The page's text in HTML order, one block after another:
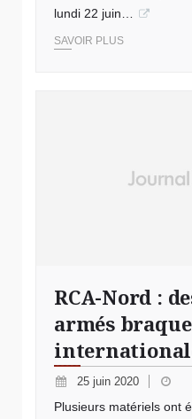
lundi 22 juin…
SAVOIR PLUS
RCA-Nord :
armés
25 juin 2020
Plusieurs matériels ont